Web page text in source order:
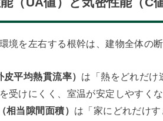
境を左右する根幹は、建物全体の
平均熱貫流率） は「熱をどれだけ
受けにくく、室温が安定しやすくな
相当隙間面積） は「家にどれだけ